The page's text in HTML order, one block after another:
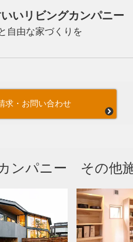
いいリビングカンパニー
自由な家づくりを
求・お問い合わせ
ンパニー その他